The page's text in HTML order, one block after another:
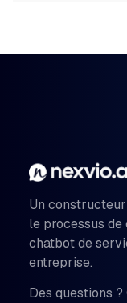
Un
le processus
chatbot de
entreprise.
Des questions